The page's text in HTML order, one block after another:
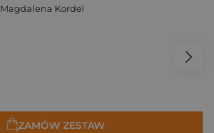
Magdalena Kordel
ZAMÓW ZESTAW